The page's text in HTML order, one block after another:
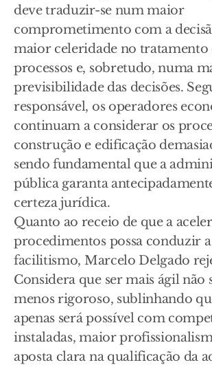
deve traduzir-se num maior
comprometimento com a
maior celeridade no tratamento
processos e, sobretudo, numa
previsibilidade das decisões.
responsável, os operadores
continuam a considerar os
construção e edificação
sendo fundamental que a
pública garanta
certeza jurídica.
Quanto ao receio de que a
procedimentos possa conduzir
facilitismo, Marcelo Delgado
Considera que ser mais ágil não
menos rigoroso, sublinhando
apenas será possível com
instaladas, maior
aposta clara na qualificação da